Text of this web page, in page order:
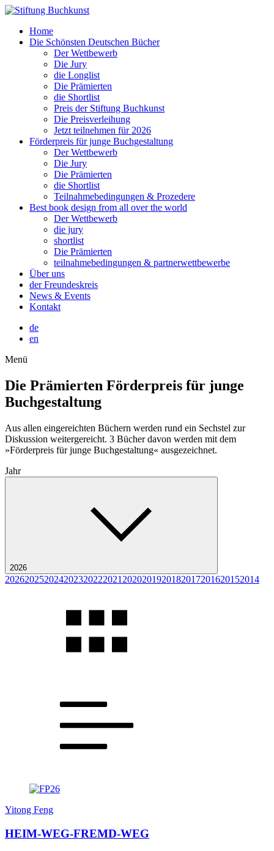
Home
Die Schönsten Deutschen Bücher
Der Wettbewerb
Die Jury
die Longlist
Die Prämierten
die Shortlist
Preis der Stiftung Buchkunst
Die Preisverleihung
Jetzt teilnehmen für 2026
Förderpreis für junge Buchgestaltung
Der Wettbewerb
Die Jury
Die Prämierten
die Shortlist
Teilnahmebedingungen & Prozedere
Best book design from all over the world
Der Wettbewerb
die jury
shortlist
Die Prämierten
teilnahmebedingungen & partnerwettbewerbe
Über uns
der Freundeskreis
News & Events
Kontakt
de
en
Menü
Die Prämierten Förderpreis für junge
Buchgestaltung
Aus allen eingereichten Büchern werden rund ein Sechstel zur
Diskussion weitergereicht. 3 Bücher davon werden mit dem
»Förderpreis für junge Buchgestaltung« ausgezeichnet.
Jahr
2026
202620252024202320222021 2020201920182017201620152014
Yitong Feng
HEIM-WEG-FREMD-WEG